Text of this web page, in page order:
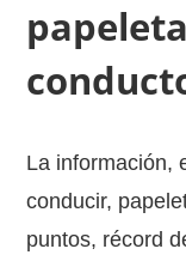
La información,
conducir,
puntos, récord